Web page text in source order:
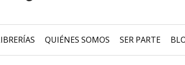
QUIÉNES SOMOS SER PARTE